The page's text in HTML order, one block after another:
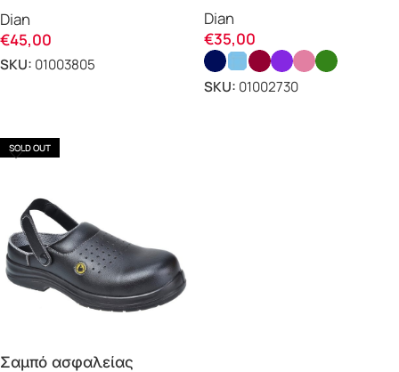
Dian
€45,00
SKU: 01003805
Dian
€35,00
SKU: 01002730
SOLD OUT
Σαμπό ασφαλείας